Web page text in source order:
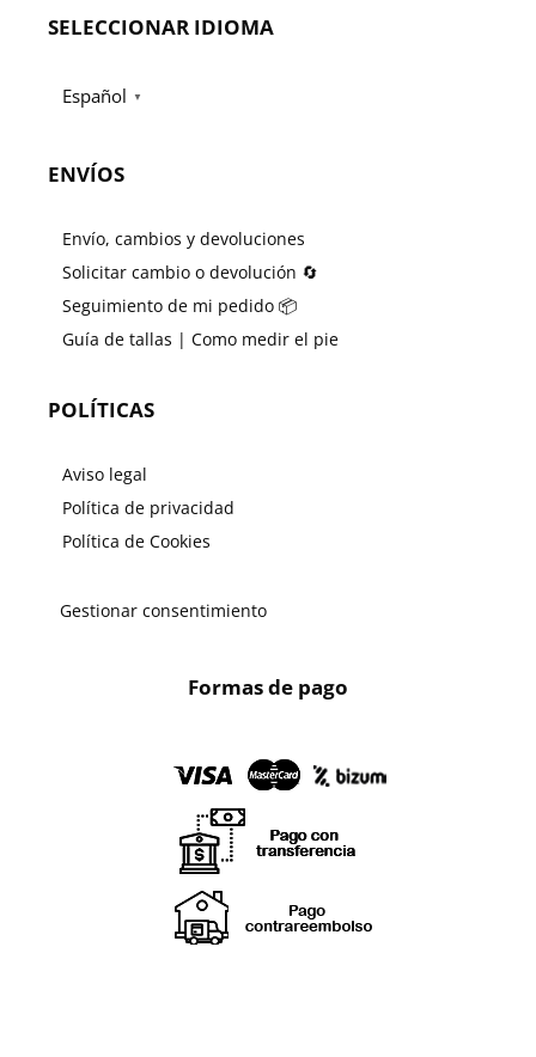
SELECCIONAR IDIOMA
Español ▼
ENVÍOS
Envío, cambios y devoluciones
Solicitar cambio o devolución 🔄
Seguimiento de mi pedido 📦
Guía de tallas | Como medir el pie
POLÍTICAS
Aviso legal
Política de privacidad
Política de Cookies
Gestionar consentimiento
Formas de pago